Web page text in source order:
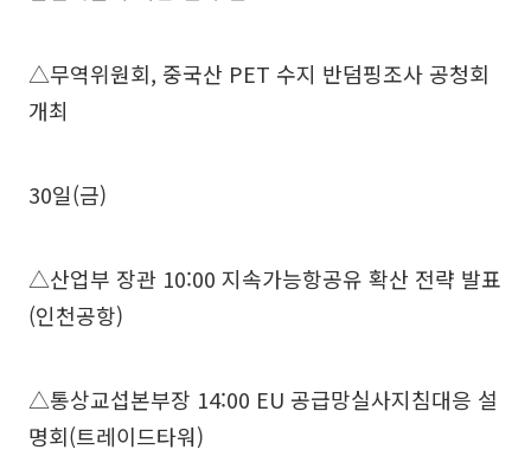
△무역위원회, 중국산 PET 수지 반덤핑조사 공청회
개최
30일(금)
△산업부 장관 10:00 지속가능항공유 확산 전략 발표
(인천공항)
△통상교섭본부장 14:00 EU 공급망실사지침대응 설
명회(트레이드타워)